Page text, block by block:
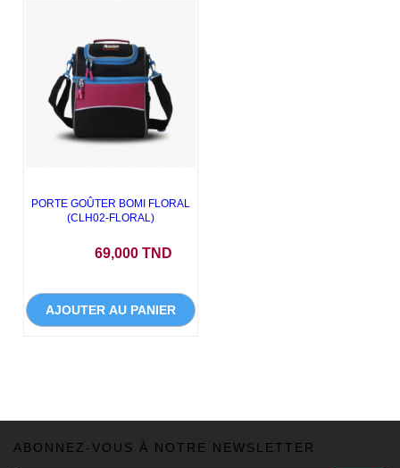
PORTE GOÛTER BOMI FLORAL
(CLH02-FLORAL)
69,000 TND
AJOUTER AU PANIER
ABONNEZ-VOUS À NOTRE NEWSLETTER